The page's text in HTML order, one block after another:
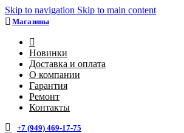
Skip to navigation Skip to main content
Магазины
Новинки
Доставка и оплата
О компании
Гарантия
Ремонт
Контакты
+7 (949) 469-17-75